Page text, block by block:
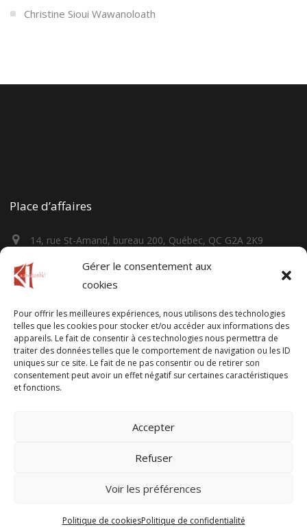
Gérer le consentement aux
cookies
Pour offrir les meilleures expériences, nous utilisons des technologies
telles que les cookies pour stocker et/ou accéder aux informations des
appareils. Le fait de consentir à ces technologies nous permettra de
traiter des données telles que le comportement de navigation ou les ID
uniques sur ce site. Le fait de ne pas consentir ou de retirer son
consentement peut avoir un effet négatif sur certaines caractéristiques
et fonctions.
Accepter
Refuser
Voir les préférences
Politique de cookiesPolitique de confidentialité
Christine Sioui Wawanoloath
Place d’affaires
14, rue St-Amand, bureau 200, Québec, QC G2A 2K9
kwahiatonhk@gmail.com
Facturation
610, rue Chef Jean Picard, Wendake, QC G0A 4V0
https://kwahiatonhk.com/
Alvéole Média|